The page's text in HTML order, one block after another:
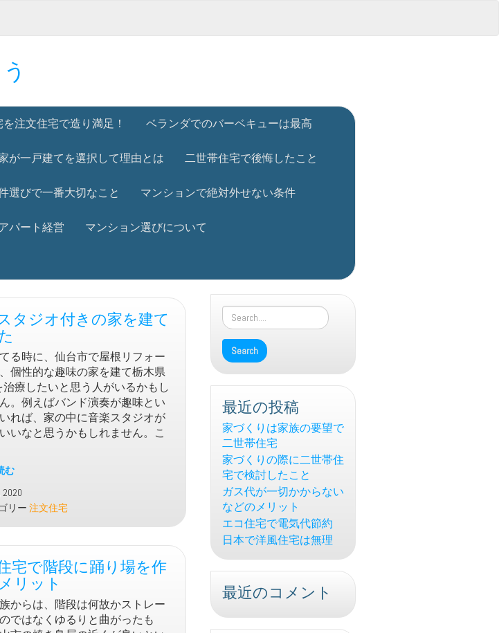
を注文住宅で造り満足！ ベランダでのバーベキューは最高
が一戸建てを選択して理由とは 二世帯住宅で後悔したこと
選びで一番大切なこと マンションで絶対外せない条件
パート経営 マンション選びについて
タジオ付きの家を建て
る時に、仙台市で屋根リフォー
個性的な趣味の家を建て栃木県
治療したいと思う人がいるかもし
。例えばバンド演奏が趣味とい
れば、家の中に音楽スタジオが
いなと思うかもしれません。こ
む
2020
リー 注文住宅
宅で階段に踊り場を作
リット
からは、階段は何故かストレー
ではなくゆるりと曲がったも
最近の投稿
家づくりは家族の要望で
二世帯住宅
家づくりの際に二世帯住
宅で検討したこと
ガス代が一切かからない
などのメリット
エコ住宅で電気代節約
日本で洋風住宅は無理
最近のコメント